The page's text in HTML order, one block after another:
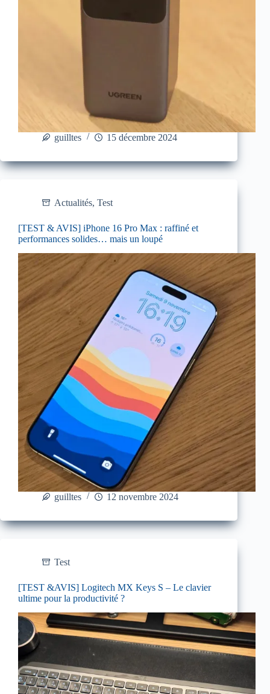
guilltes 15 décembre 2024
Actualités, Test
[TEST & AVIS] iPhone 16 Pro Max : raffiné et
performances solides… mais un loupé
guilltes 12 novembre 2024
Test
[TEST &AVIS] Logitech MX Keys S – Le clavier
ultime pour la productivité ?